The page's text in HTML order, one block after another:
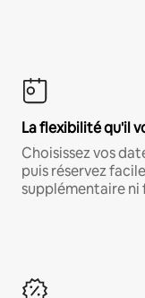
La flexibilité qu'il
Choisissez vos
puis réservez
supplémentaire